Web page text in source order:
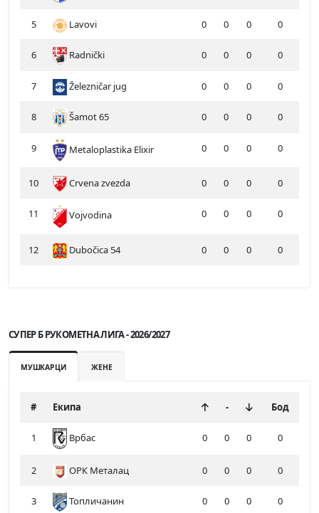
5 Lavovi 0 0 0 0
6 Radnički 0 0 0 0
7 Železničar jug 0 0 0 0
8 Šamot 65 0 0 0 0
9 Metaloplastika Elixir 0 0 0 0
10 Crvena zvezda 0 0 0 0
11 Vojvodina 0 0 0 0
12 Dubočica 54 0 0 0 0
СУПЕР Б РУКОМЕТНА ЛИГА - 2026/2027
МУШКАРЦИ ЖЕНЕ
# Екипа - Бод
1 Врбас 0 0 0 0
2 ОРК Металац 0 0 0 0
3 Топличанин 0 0 0 0